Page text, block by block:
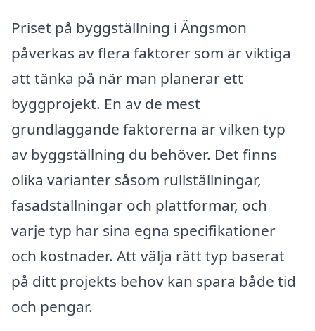
Priset på byggställning i Ängsmon
påverkas av flera faktorer som är viktiga
att tänka på när man planerar ett
byggprojekt. En av de mest
grundläggande faktorerna är vilken typ
av byggställning du behöver. Det finns
olika varianter såsom rullställningar,
fasadställningar och plattformar, och
varje typ har sina egna specifikationer
och kostnader. Att välja rätt typ baserat
på ditt projekts behov kan spara både tid
och pengar.